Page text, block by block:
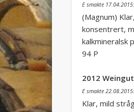
E smakte 17.04.2015:
(Magnum)
konsentrert,
kalkmineralsk
94 P
2012
E smakte 22.08.2015:
Klar, mild